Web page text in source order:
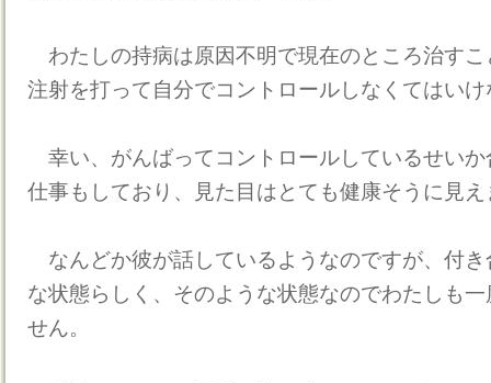
わたしの持病は原因不明で現在のところ治す
注射を打って自分でコントロールしなくてはい
幸い、がんばってコントロールしているせい
仕事もしており、見た目はとても健康そうに見え
なんどか彼が話しているようなのですが、付
な状態らしく、そのような状態なのでわたしも
せん。